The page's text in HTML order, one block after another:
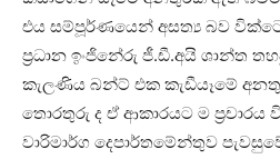
එය සම්පූර්ණයෙන් අසත්‍ය බව
ප්‍රධාන ඉංජිනේරු ජී.ඩී.අයි ශාන්ත
කැලණිය බන්ට් එක කැඩීයෑමේ
තොරතුරු ද ඒ ආකාරයට ම ප්‍රචාරය
වාරිමාර්ග දෙපාර්තමේන්තුව